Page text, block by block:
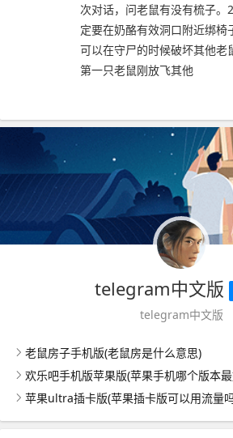
次对话，问老鼠有没有梳子。
定要在奶酪有效洞口附近绑椅
可以在守尸的时候破坏其他老
第一只老鼠刚放飞其他
telegram中文版
telegram中文版
老鼠房子手机版(老鼠房是什么意思)
欢乐吧手机版苹果版(苹果手机哪个版本
苹果ultra插卡版(苹果插卡版可以用流量